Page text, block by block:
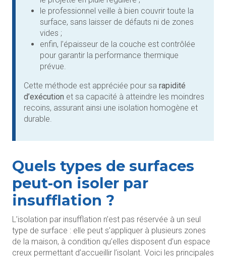
le professionnel veille à bien couvrir toute la
surface, sans laisser de défauts ni de zones
vides ;
enfin, l’épaisseur de la couche est contrôlée
pour garantir la performance thermique
prévue.
Cette méthode est appréciée pour sa rapidité
d’exécution et sa capacité à atteindre les moindres
recoins, assurant ainsi une isolation homogène et
durable.
Quels types de surfaces
peut-on isoler par
insufflation ?
L’isolation par insufflation n’est pas réservée à un seul
type de surface : elle peut s’appliquer à plusieurs zones
de la maison, à condition qu’elles disposent d’un espace
creux permettant d’accueillir l’isolant. Voici les principales